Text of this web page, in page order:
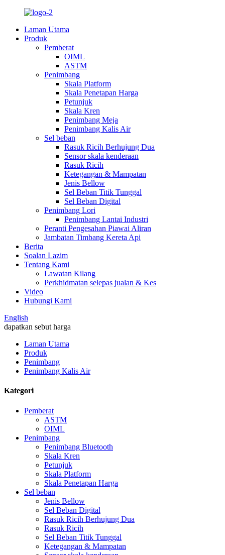
Laman Utama
Produk
Pemberat
OIML
ASTM
Penimbang
Skala Platform
Skala Penetapan Harga
Petunjuk
Skala Kren
Penimbang Meja
Penimbang Kalis Air
Sel beban
Rasuk Ricih Berhujung Dua
Sensor skala kenderaan
Rasuk Ricih
Ketegangan & Mampatan
Jenis Bellow
Sel Beban Titik Tunggal
Sel Beban Digital
Penimbang Lori
Penimbang Lantai Industri
Peranti Pengesahan Piawai Aliran
Jambatan Timbang Kereta Api
Berita
Soalan Lazim
Tentang Kami
Lawatan Kilang
Perkhidmatan selepas jualan & Kes
Video
Hubungi Kami
English
dapatkan sebut harga
Laman Utama
Produk
Penimbang
Penimbang Kalis Air
Kategori
Pemberat
ASTM
OIML
Penimbang
Penimbang Bluetooth
Skala Kren
Petunjuk
Skala Platform
Skala Penetapan Harga
Sel beban
Jenis Bellow
Sel Beban Digital
Rasuk Ricih Berhujung Dua
Rasuk Ricih
Sel Beban Titik Tunggal
Ketegangan & Mampatan